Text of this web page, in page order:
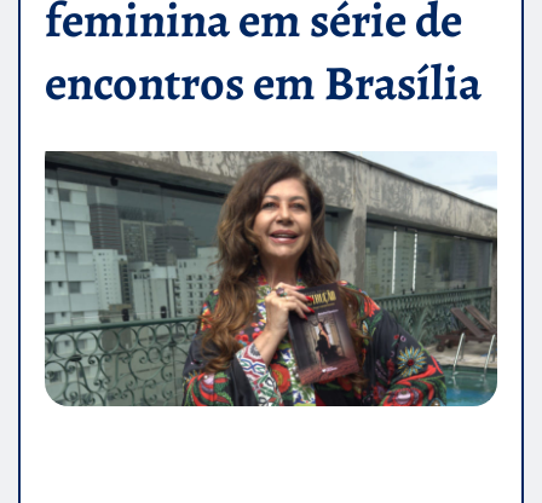
feminina em série de
encontros em Brasília